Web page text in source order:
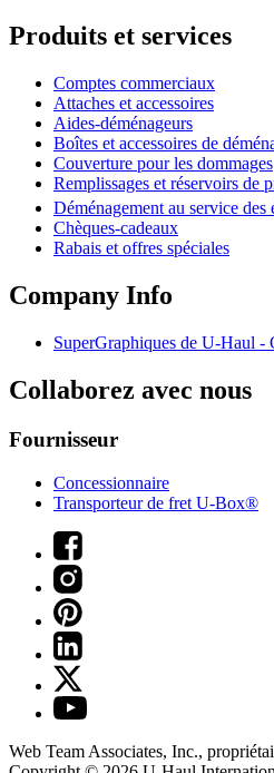
Produits et services
Comptes commerciaux
Attaches et accessoires
Aides-déménageurs
Boîtes et accessoires de
Couverture pour les dommages
Remplissages et réservoirs de
Déménagement au service
Chèques-cadeaux
Rabais et offres spéciales
Company Info
SuperGraphiques de U-Haul -
Collaborez avec nous
Fournisseur
Concessionnaire
Transporteur de fret U-Box®
Web Team Associates, Inc.,